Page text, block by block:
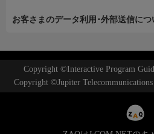
お客さまのデータ利用･外部送信につ
Copyright ©Interactive Program
Copyright ©Jupiter